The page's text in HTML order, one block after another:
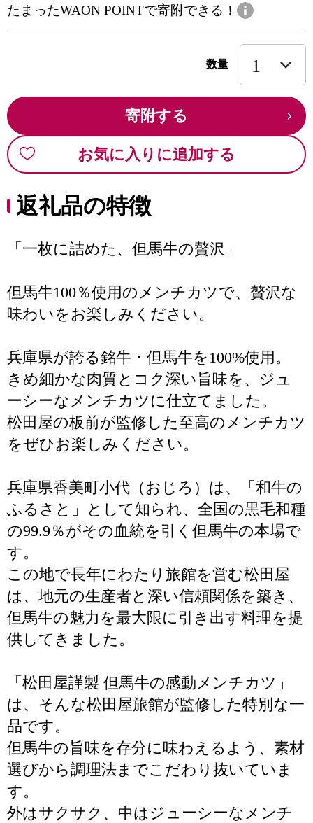
たまったWAON POINTで寄附できる！
数量
寄附する
お気に入りに追加する
返礼品の特徴
「一枚に詰めた、但馬牛の贅沢」
但馬牛100％使用のメンチカツで、贅沢な
味わいをお楽しみください。
兵庫県が誇る銘牛・但馬牛を100%使用。
きめ細かな肉質とコク深い旨味を、ジュ
ーシーなメンチカツに仕立てました。
松田屋の板前が監修した至高のメンチカツ
をぜひお楽しみください。
兵庫県香美町小代（おじろ）は、「和牛の
ふるさと」として知られ、全国の黒毛和種
の99.9％がその血統を引く但馬牛の本場で
す。
この地で長年にわたり旅館を営む松田屋
は、地元の生産者と深い信頼関係を築き、
但馬牛の魅力を最大限に引き出す料理を提
供してきました。
「松田屋謹製 但馬牛の感動メンチカツ」
は、そんな松田屋旅館が監修した特別な一
品です。
但馬牛の旨味を存分に味わえるよう、素材
選びから調理法までこだわり抜いていま
す。
外はサクサク、中はジューシーなメンチ